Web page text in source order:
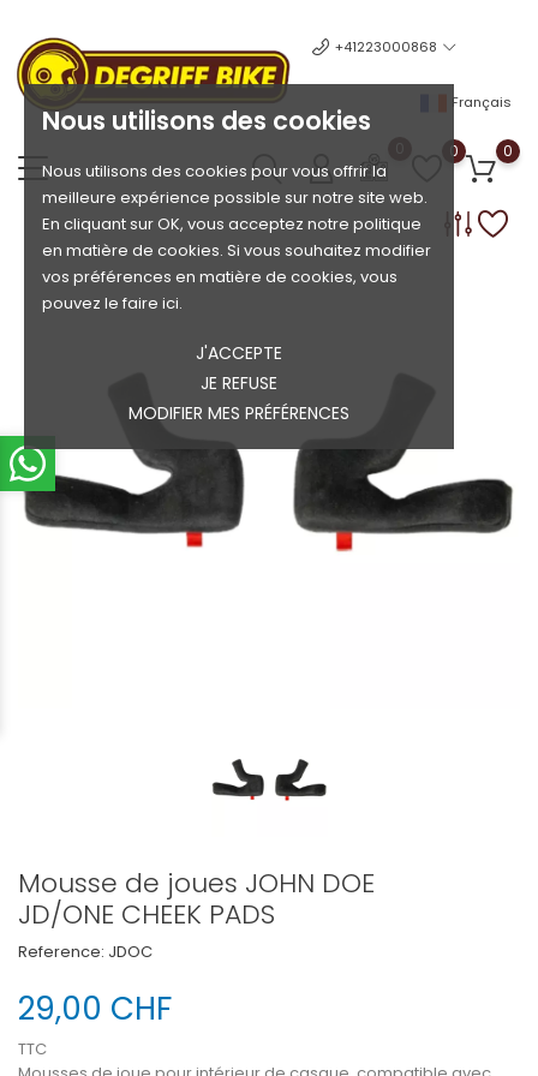
Nous utilisons des cookies
Nous utilisons des cookies pour vous offrir la
meilleure expérience possible sur notre site web.
En cliquant sur OK, vous acceptez notre politique
en matière de cookies. Si vous souhaitez modifier
vos préférences en matière de cookies, vous
pouvez le faire ici.
J'ACCEPTE
JE REFUSE
MODIFIER MES PRÉFÉRENCES
+41223000868
Français
0 0
Mousse de joues JOHN DOE
JD/ONE CHEEK PADS
Reference: JDOC
29,00 CHF
TTC